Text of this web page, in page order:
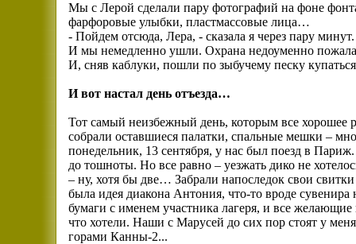
Мы с Лерой сделали пару фотографий на фоне
фарфоровые улыбки, пластмассовые лица…
- Пойдем отсюда, Лера, - сказала я через пару минут.
И мы немедленно ушли. Охрана недоуменно
И, сняв каблуки, пошли по зыбучему песку
И вот настал день отъезда…
Тот самый неизбежный день, которым все хорошее
собрали оставшиеся палатки, спальные мешки –
понедельник, 13 сентября, у нас был поезд в
до тошноты. Но все равно – уезжать дико не
– ну, хотя бы две… Забрали напоследок свои
была идея диакона Антония, что-то вроде сувенира
бумаги с именем участника лагеря, и все
что хотели. Наши с Марусей до сих пор стоят у
горами Канны-2...